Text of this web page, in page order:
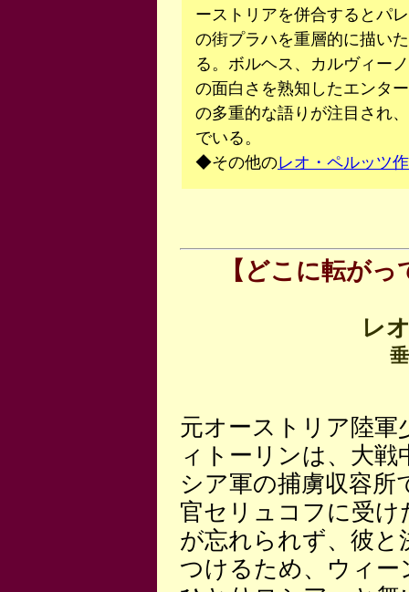
ーストリアを併合するとパ
の街プラハを重層的に描い
る。ボルヘス、カルヴィー
の面白さを熟知したエンタ
の多重的な語りが注目され
でいる。
◆その他のレオ・ペルッツ
【どこに転が
レ
元オーストリア陸軍
ィトーリンは、大戦
シア軍の捕虜収容所
官セリュコフに受け
が忘れられず、彼と
つけるため、ウィー